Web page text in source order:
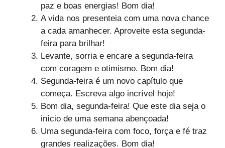
paz e boas energias! Bom dia!
A vida nos presenteia com uma nova chance
a cada amanhecer. Aproveite esta segunda-
feira para brilhar!
Levante, sorria e encare a segunda-feira
com coragem e otimismo. Bom dia!
Segunda-feira é um novo capítulo que
começa. Escreva algo incrível hoje!
Bom dia, segunda-feira! Que este dia seja o
início de uma semana abençoada!
Uma segunda-feira com foco, força e fé traz
grandes realizações. Bom dia!